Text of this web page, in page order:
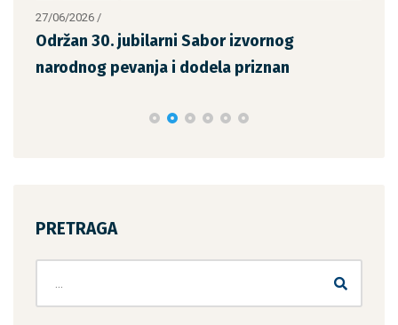
27/06/2026 /
Održan 30. jubilarni Sabor izvornog
narodnog pevanja i dodela priznan
PRETRAGA